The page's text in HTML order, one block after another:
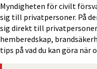
Myndigheten för civilt
sig till privatpersoner. På
sig direkt till
hemberedskap,
tips på vad du kan göra när